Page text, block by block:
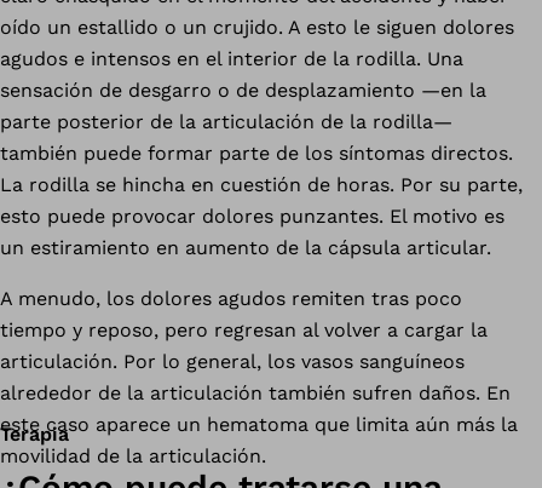
oído un estallido o un crujido. A esto le siguen dolores
agudos e intensos en el interior de la rodilla. Una
sensación de desgarro o de desplazamiento —en la
parte posterior de la articulación de la rodilla—
también puede formar parte de los síntomas directos.
La rodilla se hincha en cuestión de horas. Por su parte,
esto puede provocar dolores punzantes. El motivo es
un estiramiento en aumento de la cápsula articular.
A menudo, los dolores agudos remiten tras poco
tiempo y reposo, pero regresan al volver a cargar la
articulación. Por lo general, los vasos sanguíneos
alrededor de la articulación también sufren daños. En
este caso aparece un hematoma que limita aún más la
movilidad de la articulación.
Terapia